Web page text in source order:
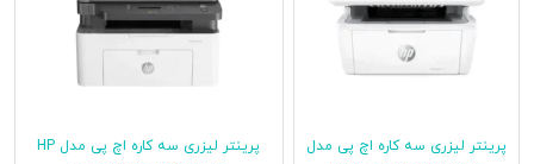
پرینتر لیزری سه کاره اچ پی مدل
پرینتر لیزری سه کاره اچ پی مدل HP